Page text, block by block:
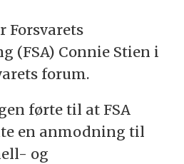
Forsvarets
(FSA) Connie Stien i
forum.
førte til at FSA
en anmodning til
og